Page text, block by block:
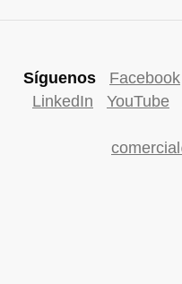
Síguenos Facebook
LinkedIn
YouTube